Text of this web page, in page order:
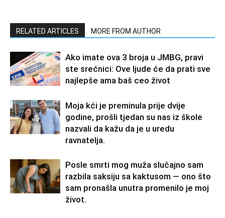
RELATED ARTICLES MORE FROM AUTHOR
Ako imate ova 3 broja u JMBG, pravi
ste srećnici: Ove ljude će da prati sve
najlepše ama baš ceo život
Moja kći je preminula prije dvije
godine, prošli tjedan su nas iz škole
nazvali da kažu da je u uredu
ravnatelja.
Posle smrti mog muža slučajno sam
razbila saksiju sa kaktusom — ono što
sam pronašla unutra promenilo je moj
život.